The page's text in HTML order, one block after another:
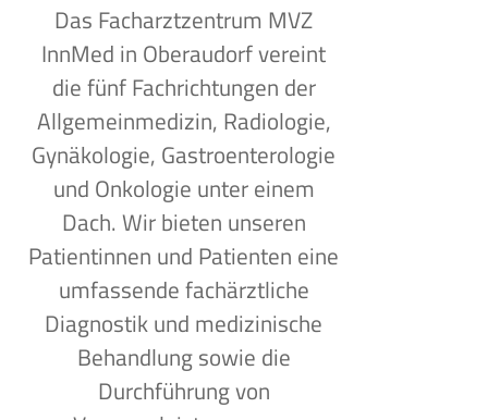
Das Facharztzentrum MVZ
InnMed in Oberaudorf vereint
die fünf Fachrichtungen der
Allgemeinmedizin, Radiologie,
Gynäkologie, Gastroenterologie
und Onkologie unter einem
Dach. Wir bieten unseren
Patientinnen und Patienten eine
umfassende fachärztliche
Diagnostik und medizinische
Behandlung sowie die
Durchführung von